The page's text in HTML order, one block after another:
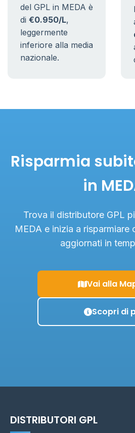
del GPL in MEDA è
di €0.950/L,
leggermente
inferiore alla media
nazionale.
Risparmia
in
Trova il distributore GPL
MEDA e inizia a risparmiare
aggiornati in
Vai alla
Scopri di
DISTRIBUTORI GPL